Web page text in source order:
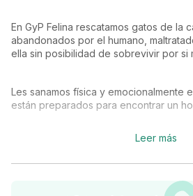
En GyP Felina rescatamos gatos de la
abandonados por el humano,
ella sin posibilidad de sobrevivir por si
Les sanamos física y emocionalmente
están preparados para encontrar un
También, mantenemos y ayudamos a
CES para controlar el control de
Leer más